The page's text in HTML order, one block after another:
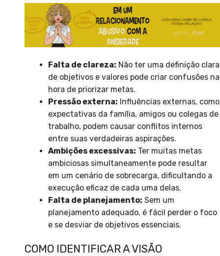
Falta de clareza: Não ter uma definição clara
de objetivos e valores pode criar confusões na
hora de priorizar metas.
Pressão externa: Influências externas, como
expectativas da família, amigos ou colegas de
trabalho, podem causar conflitos internos
entre suas verdadeiras aspirações.
Ambições excessivas: Ter muitas metas
ambiciosas simultaneamente pode resultar
em um cenário de sobrecarga, dificultando a
execução eficaz de cada uma delas.
Falta de planejamento: Sem um
planejamento adequado, é fácil perder o foco
e se desviar de objetivos essenciais.
COMO IDENTIFICAR A VISÃO